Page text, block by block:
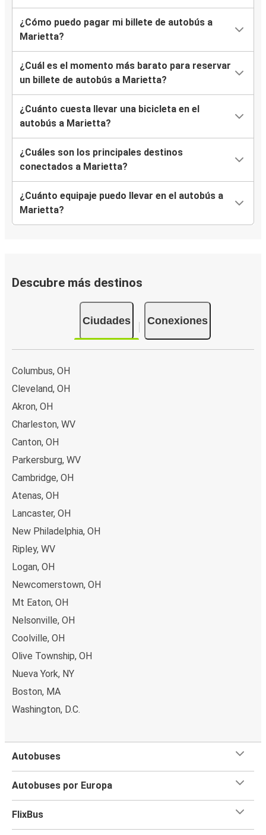
¿Cómo puedo pagar mi billete de autobús a
Marietta?
¿Cuál es el momento más barato para reservar
un billete de autobús a Marietta?
¿Cuánto cuesta llevar una bicicleta en el
autobús a Marietta?
¿Cuáles son los principales destinos
conectados a Marietta?
¿Cuánto equipaje puedo llevar en el autobús a
Marietta?
Descubre más destinos
Ciudades Conexiones
Columbus, OH
Cleveland, OH
Akron, OH
Charleston, WV
Canton, OH
Parkersburg, WV
Cambridge, OH
Atenas, OH
Lancaster, OH
New Philadelphia, OH
Ripley, WV
Logan, OH
Newcomerstown, OH
Mt Eaton, OH
Nelsonville, OH
Coolville, OH
Olive Township, OH
Nueva York, NY
Boston, MA
Washington, D.C.
Autobuses
Autobuses por Europa
FlixBus